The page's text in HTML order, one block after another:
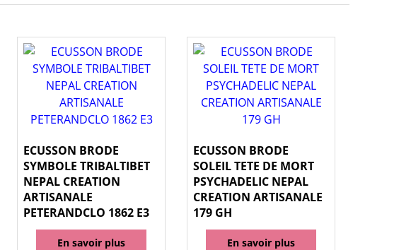
ECUSSON BRODE
SYMBOLE TRIBALTIBET
NEPAL CREATION
ARTISANALE
PETERANDCLO 1862 E3
En savoir plus
ECUSSON BRODE
SOLEIL TETE DE MORT
PSYCHADELIC NEPAL
CREATION ARTISANALE
179 GH
En savoir plus